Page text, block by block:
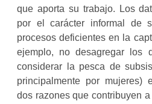
que aporta su trabajo. Los
por el carácter informal de
procesos deficientes en la
ejemplo, no desagregar los
considerar la pesca de
principalmente por mujeres)
dos razones que contribuyen